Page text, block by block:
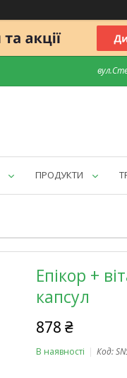
ПРОДУКТИ
Епікор +
капсул
878 ₴
В наявності Код: